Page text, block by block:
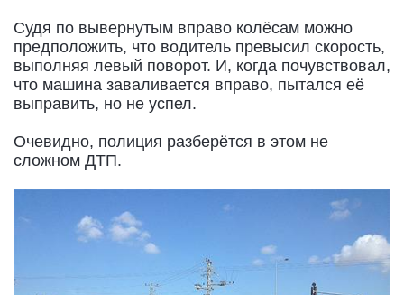
Судя по вывернутым вправо колёсам можно
предположить, что водитель превысил скорость,
выполняя левый поворот. И, когда почувствовал,
что машина заваливается вправо, пытался её
выправить, но не успел.
Очевидно, полиция разберётся в этом не
сложном ДТП.